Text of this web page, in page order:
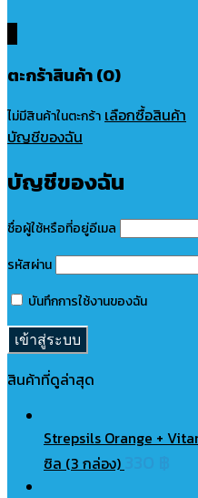
ตะกร้าสินค้า (0)
ไม่มีสินค้าในตะกร้า เลือกซื้อสินค้า
บัญชีของฉัน
บัญชีของฉัน
ชื่อผู้ใช้หรือที่อยู่อีเมล
รหัสผ่าน
บันทึกการใช้งานของฉัน
สินค้าที่ดูล่าสุด
Strepsils Orange +
ซิล (3 กล่อง)